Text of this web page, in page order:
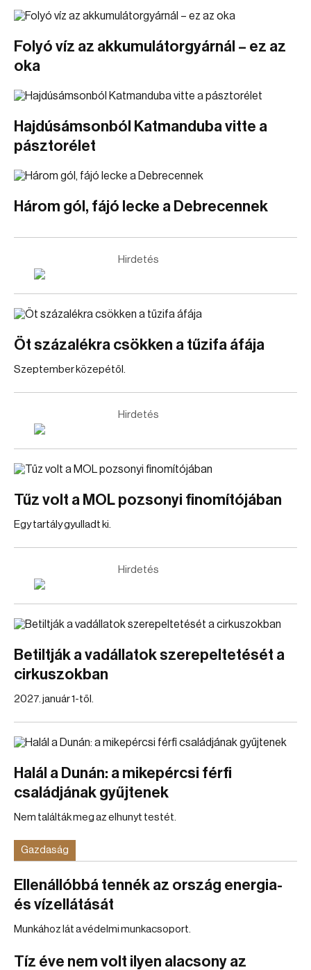
Folyó víz az akkumulátorgyárnál – ez az
oka
Hajdúsámsonból Katmanduba vitte a
pásztorélet
Három gól, fájó lecke a Debrecennek
Hirdetés
Öt százalékra csökken a tűzifa áfája
Szeptember közepétől.
Hirdetés
Tűz volt a MOL pozsonyi finomítójában
Egy tartály gyulladt ki.
Hirdetés
Betiltják a vadállatok szerepeltetését a
cirkuszokban
2027. január 1-től.
Halál a Dunán: a mikepércsi férfi
családjának gyűjtenek
Nem találták meg az elhunyt testét.
Gazdaság
Ellenállóbbá tennék az ország energia-
és vízellátását
Munkához lát a védelmi munkacsoport.
Tíz éve nem volt ilyen alacsony az